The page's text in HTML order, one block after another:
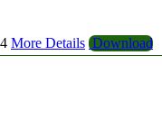
More Details Download